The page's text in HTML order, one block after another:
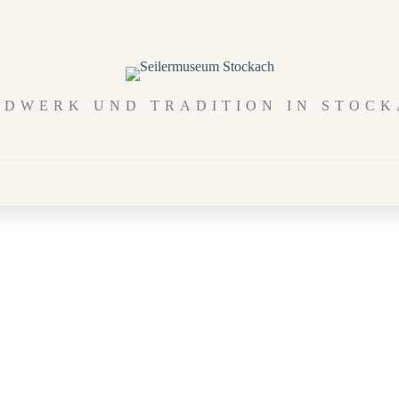
UND TRADITION IN